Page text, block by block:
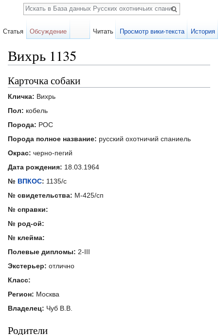
Вихрь 1135
Карточка собаки
Кличка: Вихрь
Пол: кобель
Порода: РОС
Порода полное название: русский охотничий спаниель
Окрас: черно-пегий
Дата рождения: 18.03.1964
№ ВПКОС: 1135/с
№ свидетельства: М-425/сп
№ справки:
№ род-ой:
№ клейма:
Полевые дипломы: 2-III
Экстерьер: отлично
Класс:
Регион: Москва
Владелец: Чуб В.В.
Родители
Статья Обсуждение Читать Просмотр вики-текста История
Поиск